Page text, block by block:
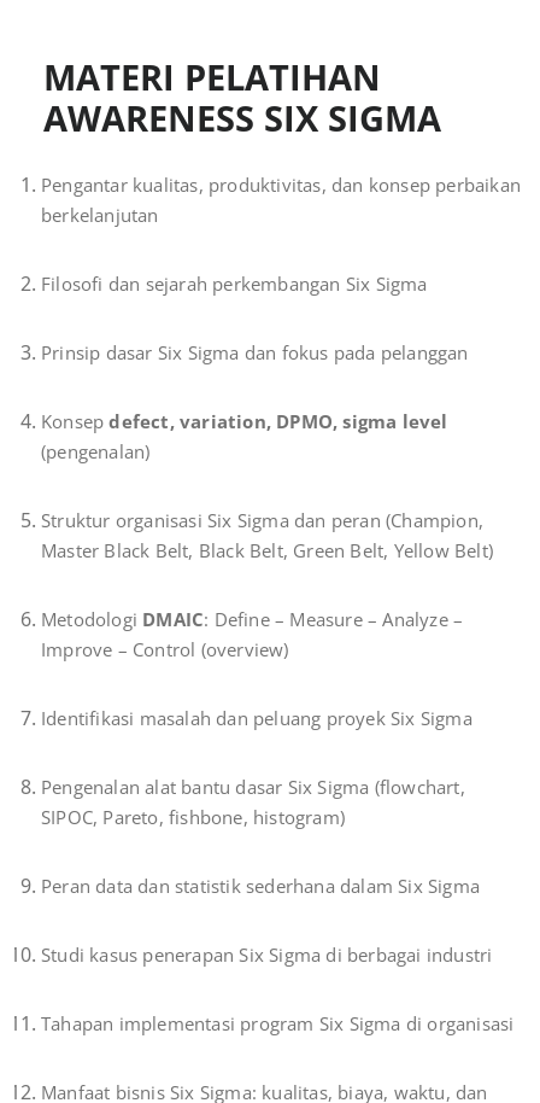
MATERI PELATIHAN
AWARENESS SIX SIGMA
Pengantar kualitas, produktivitas, dan konsep perbaikan
berkelanjutan
Filosofi dan sejarah perkembangan Six Sigma
Prinsip dasar Six Sigma dan fokus pada pelanggan
Konsepdefect, variation, DPMO, sigma level
(pengenalan)
Struktur organisasi Six Sigma dan peran (Champion,
Master Black Belt, Black Belt, Green Belt, Yellow Belt)
Metodologi DMAIC: Define – Measure – Analyze –
Improve – Control (overview)
Identifikasi masalah dan peluang proyek Six Sigma
Pengenalan alat bantu dasar Six Sigma (flowchart,
SIPOC, Pareto, fishbone, histogram)
Peran data dan statistik sederhana dalam Six Sigma
Studi kasus penerapan Six Sigma di berbagai industri
Tahapan implementasi program Six Sigma di organisasi
Manfaat bisnis Six Sigma: kualitas, biaya, waktu, dan